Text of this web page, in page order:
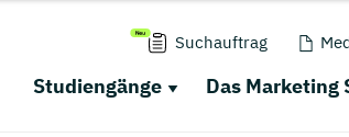
Suchauftrag
Studiengänge Das Marketing